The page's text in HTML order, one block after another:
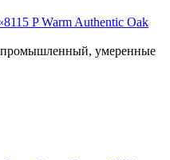
P Warm Authentic Oak
промышленный, умеренные